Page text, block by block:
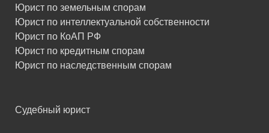
Юрист по земельным спорам
Юрист по интеллектуальной собственности
Юрист по КоАП РФ
Юрист по кредитным спорам
Юрист по наследственным спорам
Судебный юрист